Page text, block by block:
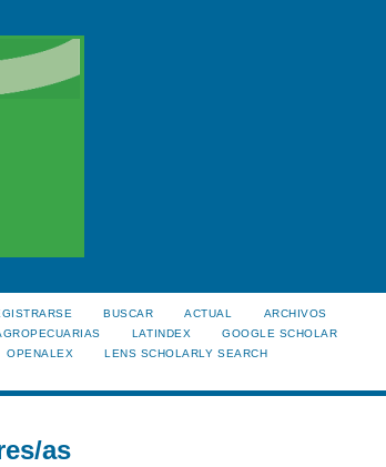
BUSCAR ACTUAL
ARCHIVOS
LATINDEX
GOOGLE SCHOLAR
OPENALEX
LENS SCHOLARLY SEARCH
as